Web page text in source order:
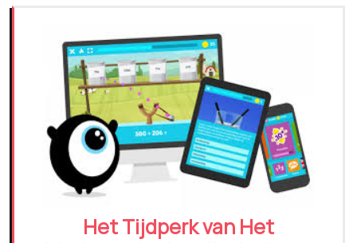
Het Tijdperk van Het